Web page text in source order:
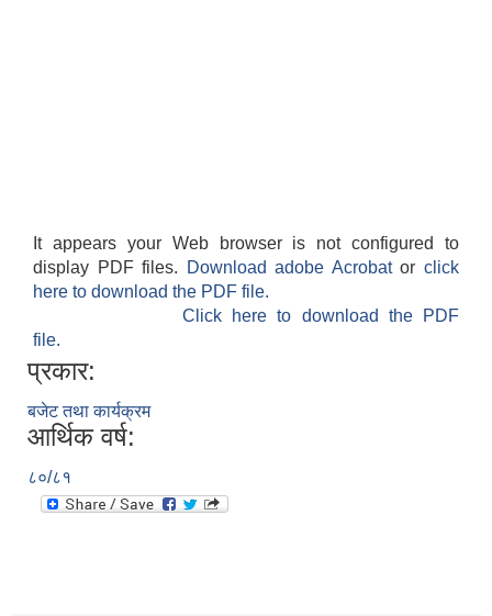
It appears your Web browser is not configured to
display PDF files.
Download adobe Acrobatorclick
here to download the PDF file.
Click here to download the PDF
file.
प्रकार:
बजेट तथा कार्यक्रम
आर्थिक वर्ष:
८०/८१